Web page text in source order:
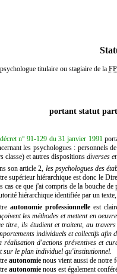
titulaire ou stagiaire de la
portant statut
décret n° 91-129 du 31 janvier 1991
les psychologues : personnels
classe) et autres dispositions diverses
son article 2, les psychologues des
supérieur hiérarchique est donc le
cas ce que j'ai compris de la bouche
hiérarchique identifiée par un
autonomie professionnelleest
les méthodes et mettent en
titre, ils étudient et traitent, au
individuels et collectifs afin
réalisation d'actions préventives et
sur le plan individuel qu'institutionnel.
autonomienous vient aussi de notre
autonomienous est également